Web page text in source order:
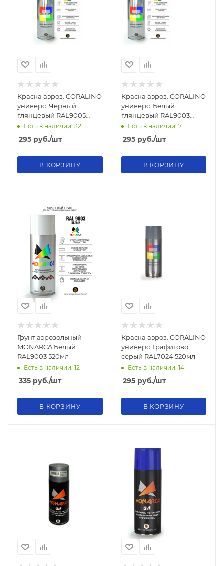
Краска аэроз. CORALINO
универс. Чёрный
глянцевый RAL9005
520мл
Есть в наличии: 32
295 руб./шт
В КОРЗИНУ
Краска аэроз. CORALINO
универс. Белый
глянцевый RAL9003
520мл
Есть в наличии: 7
295руб./шт
В КОРЗИНУ
Грунт аэрозольный
MONARCA Белый
RAL9003 520мл
Есть в наличии: 12
335 руб./шт
В КОРЗИНУ
Краска аэроз. CORALINO
универс. Графитово
серый RAL7024 520мл
Есть в наличии: 14
295руб./шт
В КОРЗИНУ